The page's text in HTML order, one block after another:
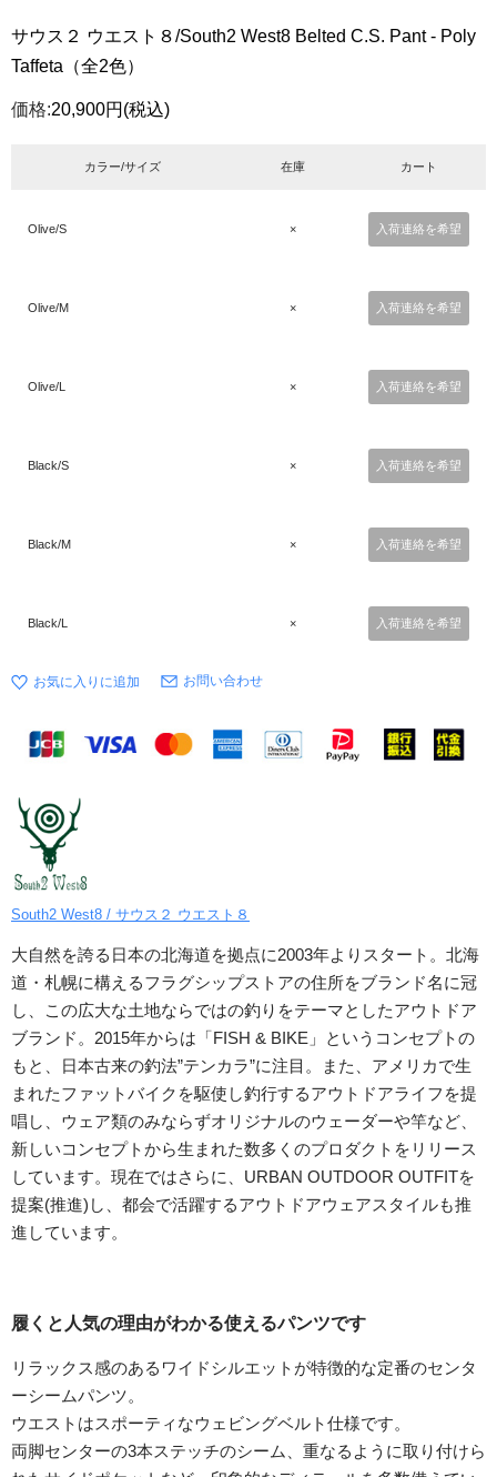
サウス２ ウエスト８/South2 West8 Belted C.S. Pant - Poly
Taffeta（全2色）
価格:20,900円 (税込)
カラー/サイズ 在庫 カート
Olive/S × 入荷連絡を希望
Olive/M × 入荷連絡を希望
Olive/L × 入荷連絡を希望
Black/S × 入荷連絡を希望
Black/M × 入荷連絡を希望
Black/L × 入荷連絡を希望
お問い合わせ
South2 West8 / サウス２ ウエスト８
大自然を誇る日本の北海道を拠点に2003年よりスタート。北海
道・札幌に構えるフラグシップストアの住所をブランド名に冠
し、この広大な土地ならではの釣りをテーマとしたアウトドア
ブランド。2015年からは「FISH & BIKE」というコンセプトの
もと、日本古来の釣法”テンカラ”に注目。また、アメリカで生
まれたファットバイクを駆使し釣行するアウトドアライフを提
唱し、ウェア類のみならずオリジナルのウェーダーや竿など、
新しいコンセプトから生まれた数多くのプロダクトをリリース
しています。現在ではさらに、URBAN OUTDOOR OUTFITを
提案(推進)し、都会で活躍するアウトドアウェアスタイルも推
進しています。
履くと人気の理由がわかる使えるパンツです
リラックス感のあるワイドシルエットが特徴的な定番のセンタ
ーシームパンツ。
ウエストはスポーティなウェビングベルト仕様です。
両脚センターの3本ステッチのシーム、重なるように取り付けら